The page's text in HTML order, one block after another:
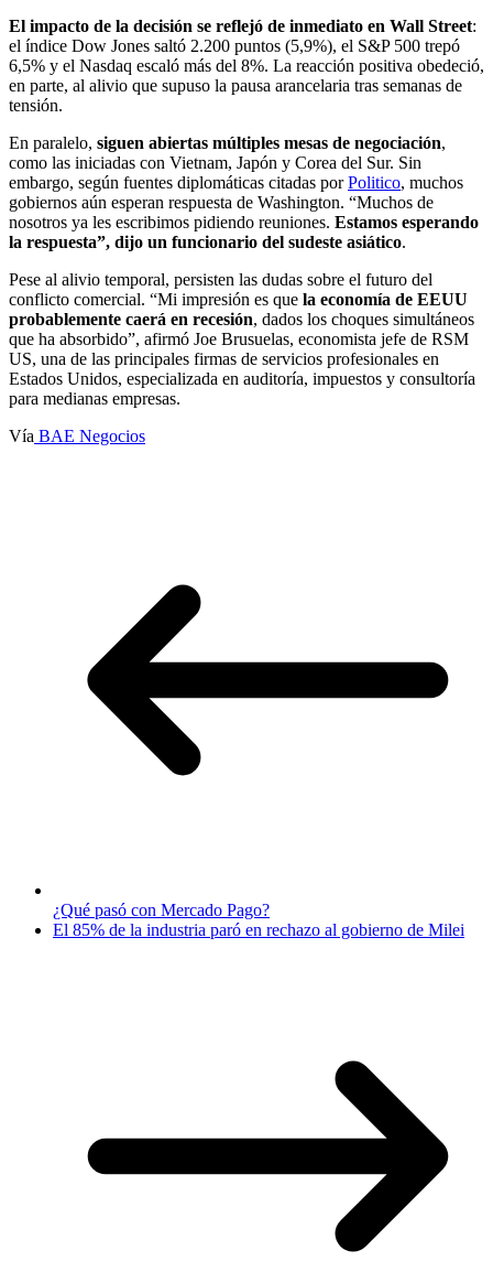
El impacto de la decisión se reflejó de inmediato en Wall Street:
el índice Dow Jones saltó 2.200 puntos (5,9%), el S&P 500 trepó
6,5% y el Nasdaq escaló más del 8%. La reacción positiva obedeció,
en parte, al alivio que supuso la pausa arancelaria tras semanas de
tensión.
En paralelo, siguen abiertas múltiples mesas de negociación,
como las iniciadas con Vietnam, Japón y Corea del Sur. Sin
embargo, según fuentes diplomáticas citadas porPolitico, muchos
gobiernos aún esperan respuesta de Washington. “Muchos de
nosotros ya les escribimos pidiendo reuniones. Estamos esperando
la respuesta”, dijo un funcionario del sudeste asiático.
Pese al alivio temporal, persisten las dudas sobre el futuro del
conflicto comercial. “Mi impresión es que la economía de EEUU
probablemente caerá en recesión, dados los choques simultáneos
que ha absorbido”, afirmó Joe Brusuelas, economista jefe de RSM
US, una de las principales firmas de servicios profesionales en
Estados Unidos, especializada en auditoría, impuestos y consultoría
para medianas empresas.
Vía BAE Negocios
¿Qué pasó con Mercado Pago?
El 85% de la industria paró en rechazo al gobierno de Milei